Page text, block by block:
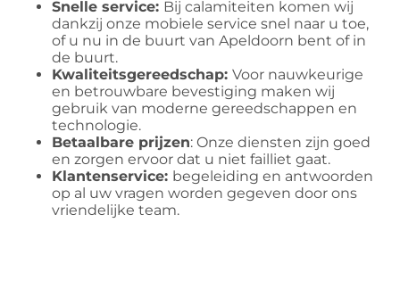
Snelle service: Bij calamiteiten komen wij
dankzij onze mobiele service snel naar u toe,
of u nu in de buurt van Apeldoorn bent of in
de buurt.
Kwaliteitsgereedschap: Voor nauwkeurige
en betrouwbare bevestiging maken wij
gebruik van moderne gereedschappen en
technologie.
Betaalbare prijzen: Onze diensten zijn goed
en zorgen ervoor dat u niet failliet gaat.
Klantenservice: begeleiding en antwoorden
op al uw vragen worden gegeven door ons
vriendelijke team.